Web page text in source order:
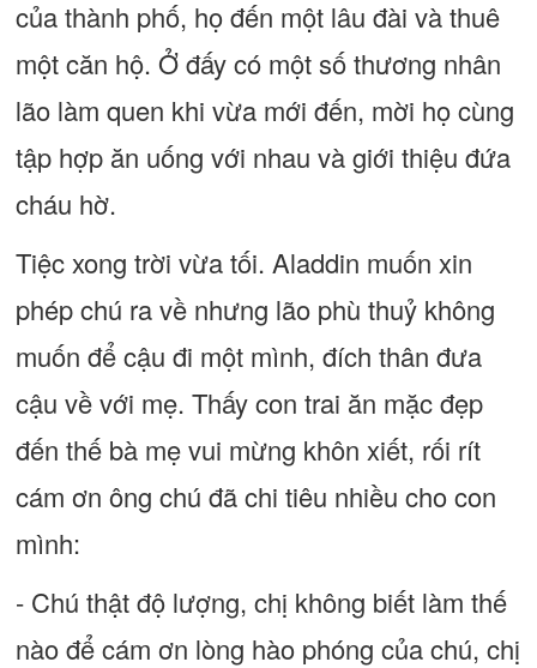
của thành phố, họ đến một lâu đài và thuê
một căn hộ. Ở đấy có một số thương nhân
lão làm quen khi vừa mới đến, mời họ cùng
tập hợp ăn uống với nhau và giới thiệu đứa
cháu hờ.
Tiệc xong trời vừa tối. Aladdin muốn xin
phép chú ra về nhưng lão phù thuỷ không
muốn để cậu đi một mình, đích thân đưa
cậu về với mẹ. Thấy con trai ăn mặc đẹp
đến thế bà mẹ vui mừng khôn xiết, rối rít
cám ơn ông chú đã chi tiêu nhiều cho con
mình:
- Chú thật độ lượng, chị không biết làm thế
nào để cám ơn lòng hào phóng của chú, chị